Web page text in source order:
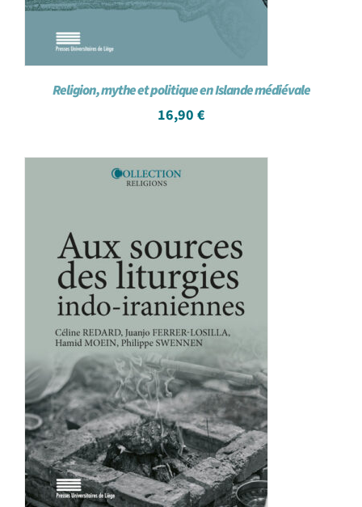
Religion, mythe et politique en Islande médiévale
16,90 €